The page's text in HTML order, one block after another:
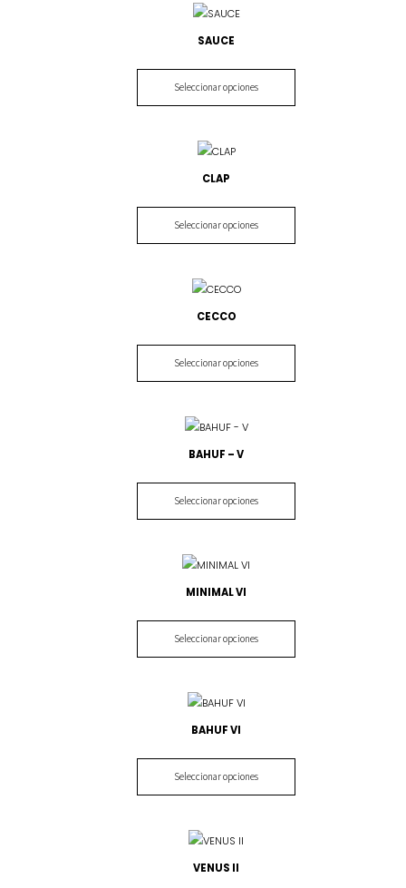
SAUCE
Seleccionar opciones
CLAP
Seleccionar opciones
CECCO
Seleccionar opciones
BAHUF – V
Seleccionar opciones
MINIMAL VI
Seleccionar opciones
BAHUF VI
Seleccionar opciones
VENUS II